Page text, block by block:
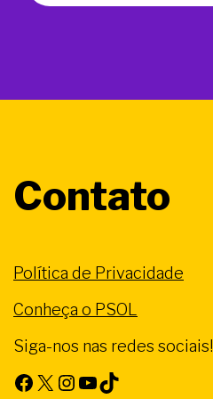
Contato
Política de Privacidade
Conheça o PSOL
Siga-nos nas redes sociais!
Facebook X Instagram Youtube TikTok